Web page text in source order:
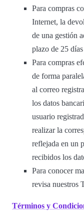
Para compras
Internet, la
de una gestión
plazo de 25
Para compras
de forma
al correo
los datos
usuario
realizar la
reflejada en un
recibidos los
Para conocer
revisa nuestros
Términos y